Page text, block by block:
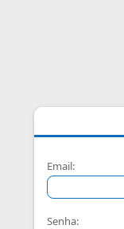
Email:
Senha: